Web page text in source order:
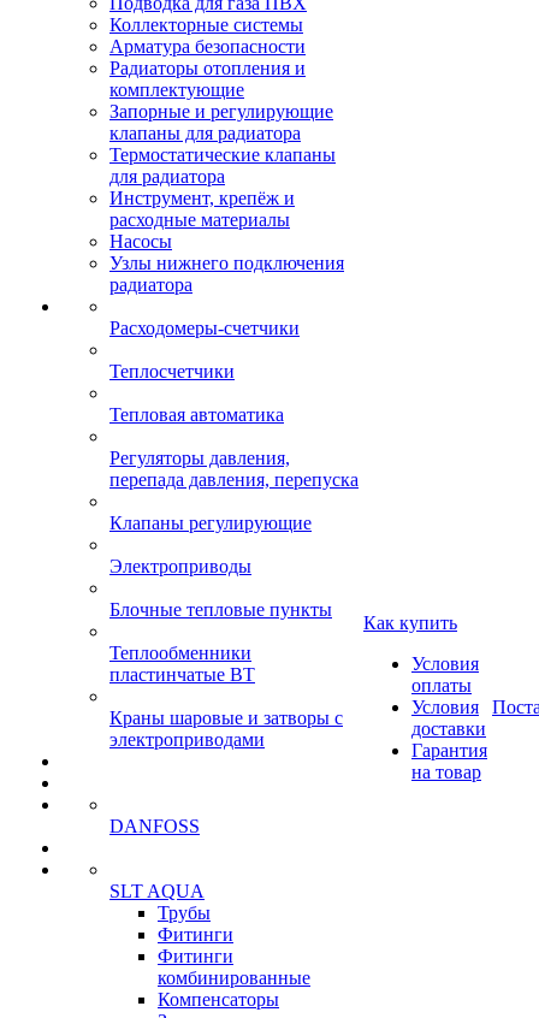
Коллекторные системы
Арматура безопасности
Радиаторы отопления и
комплектующие
Запорные и регулирующие
клапаны для радиатора
Термостатические клапаны
для радиатора
Инструмент, крепёж и
расходные материалы
Насосы
Узлы нижнего подключения
радиатора
Расходомеры-счетчики
Теплосчетчики
Тепловая автоматика
Регуляторы давления,
перепада давления, перепуска
Клапаны регулирующие
Электроприводы
Блочные тепловые пункты
Теплообменники
пластинчатые ВТ
Краны шаровые и затворы с
электроприводами
DANFOSS
SLT AQUA
Трубы
Фитинги
Фитинги
комбинированные
Компенсаторы
Как купить
Условия
оплаты
Условия
доставки
Гарантия
на товар